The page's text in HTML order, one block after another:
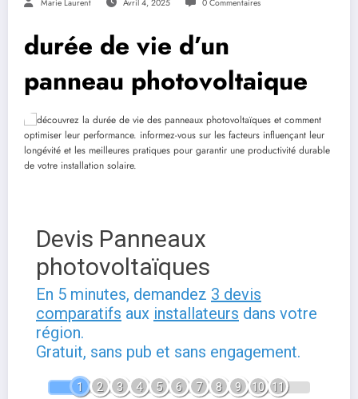
Marie Laurent Avril 4, 2025 0 Commentaires
durée de vie d’un
panneau photovoltaique
Devis Panneaux
photovoltaïques
En 5 minutes, demandez 3 devis
comparatifs aux installateurs dans votre
région.
Gratuit, sans pub et sans engagement.
1 2 3 4 5 6 7 8 9 10 11